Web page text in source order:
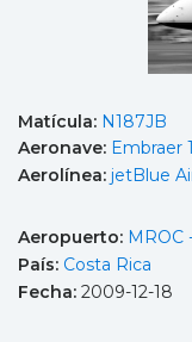
Matícula: N187JB
Aeronave: Embraer
Aerolínea: jetBlue
Aeropuerto: MROC
País: Costa Rica
Fecha: 2009-12-18